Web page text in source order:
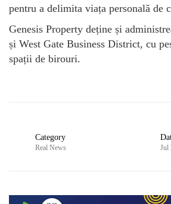
pentru a delimita viața personală de
Genesis Property deține și
și West Gate Business District, cu
spații de birouri.
Category
Real News Jul